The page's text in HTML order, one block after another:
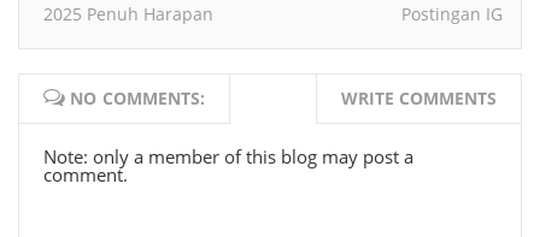
2025 Penuh Harapan
Postingan IG
NO COMMENTS: WRITE COMMENTS
Note: only a member of this blog may post a
comment.